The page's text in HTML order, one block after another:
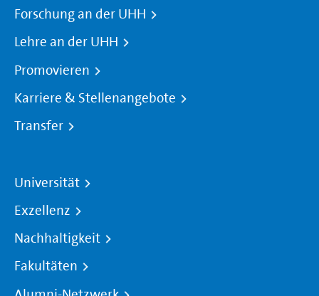
Forschung an der UHH
Lehre an der UHH
Promovieren
Karriere & Stellenangebote
Transfer
Universität
Exzellenz
Nachhaltigkeit
Fakultäten